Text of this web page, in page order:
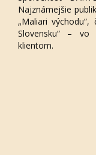
Najznámejšie
„Maliari
Slovensku“ –
klientom.